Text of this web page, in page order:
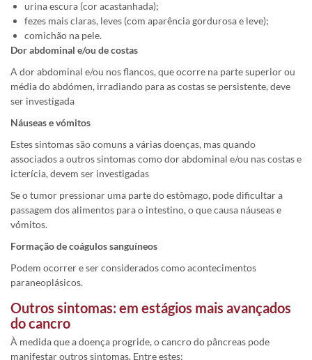
urina escura (cor acastanhada);
fezes mais claras, leves (com aparência gordurosa e leve);
comichão na pele.
Dor abdominal e/ou de costas
A dor abdominal e/ou nos flancos, que ocorre na parte superior ou
média do abdómen, irradiando para as costas se persistente, deve
ser investigada
Náuseas e vómitos
Estes sintomas são comuns a várias doenças, mas quando
associados a outros sintomas como dor abdominal e/ou nas costas e
icterícia, devem ser investigadas
Se o tumor pressionar uma parte do estômago, pode dificultar a
passagem dos alimentos para o intestino, o que causa náuseas e
vómitos.
Formação de coágulos sanguíneos
Podem ocorrer e ser considerados como acontecimentos
paraneoplásicos.
Outros sintomas: em estágios mais avançados
do cancro
À medida que a doença progride, o cancro do pâncreas pode
manifestar outros sintomas. Entre estes: